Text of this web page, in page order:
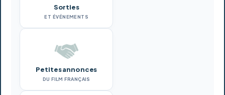
Sorties
ET ÉVÉNEMENTS
Petites annonces
DU FILM FRANÇAIS